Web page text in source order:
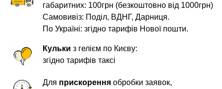
габаритних: 100грн (безкоштовно від 1000грн)
Самовивіз: Поділ, ВДНГ, Дарниця.
По Україні: згідно тарифів Нової пошти.
Кульки з гелієм по Києву:
згідно тарифів таксі
Для прискорення обробки заявок,